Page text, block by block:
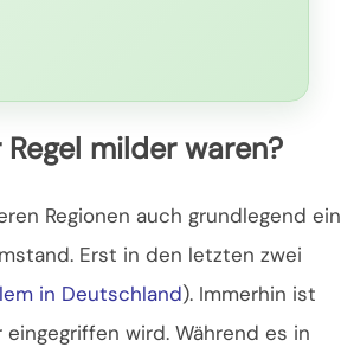
milder waren?
Regionen auch grundlegend ein
Erst in den letzten zwei
in Deutschland). Immerhin ist
wird. Während es in